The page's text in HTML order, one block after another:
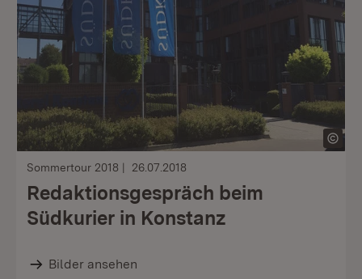
Sommertour 2018 26.07.2018
Redaktionsgespräch beim
Südkurier in Konstanz
Bilder ansehen